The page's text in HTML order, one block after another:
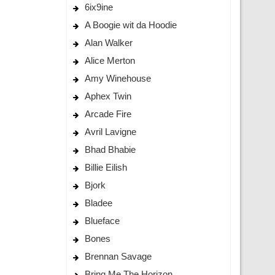
6ix9ine
A Boogie wit da Hoodie
Alan Walker
Alice Merton
Amy Winehouse
Aphex Twin
Arcade Fire
Avril Lavigne
Bhad Bhabie
Billie Eilish
Bjork
Bladee
Blueface
Bones
Brennan Savage